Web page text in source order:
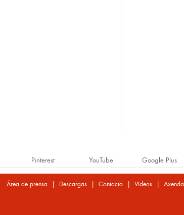
Pinterest YouTube Google Plus
Área de prensa | Descargas | Contacto | Vídeos | Axenda